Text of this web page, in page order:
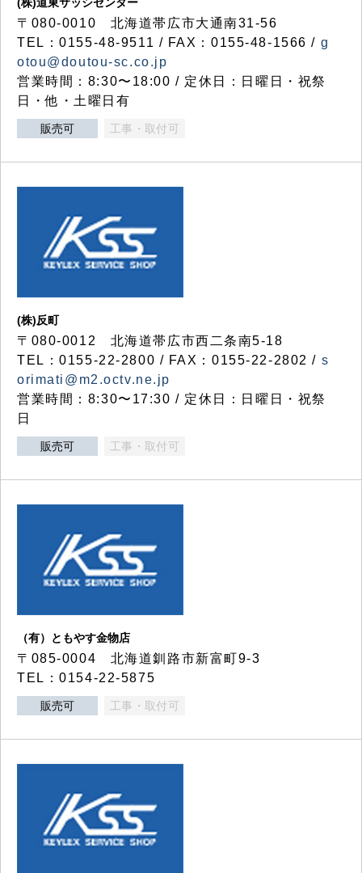
〒080-0010 北海道帯広市大通南31-56
TEL：0155-48-9511 / FAX：0155-48-1566 / g
otou@doutou-sc.co.jp
営業時間：8:30〜18:00 / 定休日：日曜日・祝祭
日・他・土曜日有
販売可 工事・取付可
(株)反町
〒080-0012 北海道帯広市西二条南5-18
TEL：0155-22-2800 / FAX：0155-22-2802 / s
orimati@m2.octv.ne.jp
営業時間：8:30〜17:30 / 定休日：日曜日・祝祭
日
販売可 工事・取付可
（有）ともやす金物店
〒085-0004 北海道釧路市新富町9-3
TEL：0154-22-5875
販売可 工事・取付可